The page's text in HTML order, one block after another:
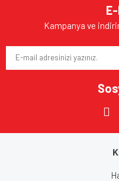
Ürün resmi kalitesiz,
Ürün açıklamasında
Ürün fiyatı diğer
Kampanya ve